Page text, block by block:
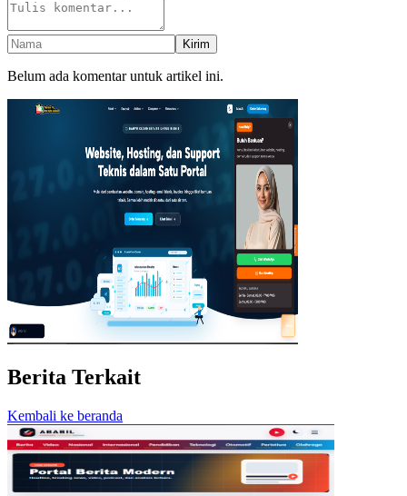
Kirim
Belum ada komentar untuk artikel ini.
Berita Terkait
Kembali ke beranda